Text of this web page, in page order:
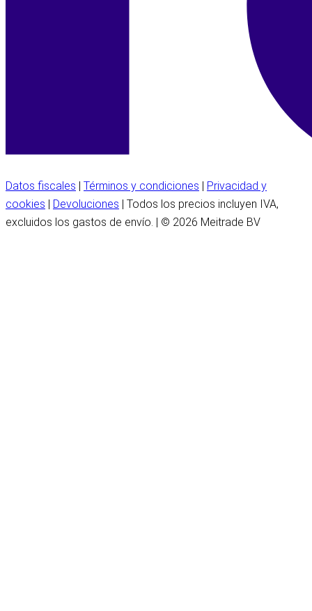
Datos fiscales Términos y condiciones
Privacidad y
cookies
Devoluciones | Todos los precios incluyen IVA,
excluidos los gastos de envío. | © 2026 Meitrade BV